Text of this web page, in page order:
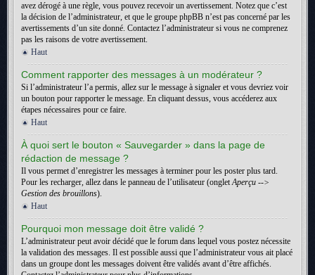
avez dérogé à une règle, vous pouvez recevoir un avertissement. Notez que c’est
la décision de l’administrateur, et que le groupe phpBB n’est pas concerné par les
avertissements d’un site donné. Contactez l’administrateur si vous ne comprenez
pas les raisons de votre avertissement.
Haut
Comment rapporter des messages à un modérateur ?
Si l’administrateur l’a permis, allez sur le message à signaler et vous devriez voir
un bouton pour rapporter le message. En cliquant dessus, vous accéderez aux
étapes nécessaires pour ce faire.
Haut
À quoi sert le bouton « Sauvegarder » dans la page de
rédaction de message ?
Il vous permet d’enregistrer les messages à terminer pour les poster plus tard.
Pour les recharger, allez dans le panneau de l’utilisateur (ongletAperçu -->
Gestion des brouillons).
Haut
Pourquoi mon message doit être validé ?
L’administrateur peut avoir décidé que le forum dans lequel vous postez nécessite
la validation des messages. Il est possible aussi que l’administrateur vous ait placé
dans un groupe dont les messages doivent être validés avant d’être affichés.